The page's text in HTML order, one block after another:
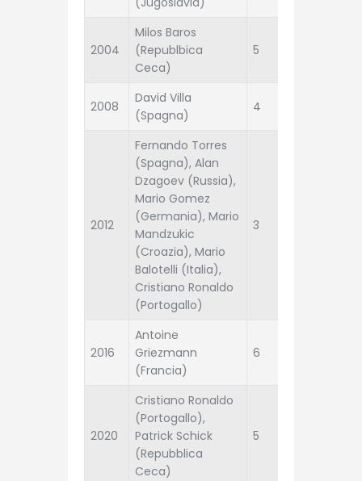
2004
Milos Baros
(Republbica
Ceca)
5
2008
David Villa
(Spagna)
4
2012
Fernando Torres
(Spagna), Alan
Dzagoev (Russia),
Mario Gomez
(Germania), Mario
Mandzukic
(Croazia), Mario
Balotelli (Italia),
Cristiano Ronaldo
(Portogallo)
3
2016
Antoine
Griezmann
(Francia)
6
2020
Cristiano Ronaldo
(Portogallo),
Patrick Schick
(Repubblica
Ceca)
5